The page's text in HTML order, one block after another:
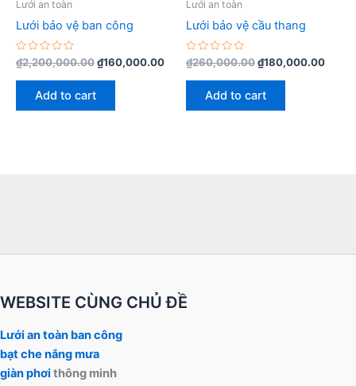
Lưới an toàn
Lưới bảo vệ ban công
Rated
0
out
₫2,200,000.00₫160,000.00
Add to cart
Lưới an toàn
Lưới bảo vệ cầu thang
Rated
0
out
₫260,000.00₫180,000.00
Add to cart
WEBSITE CÙNG CHỦ ĐỀ
Lưới an toàn ban công
bạt che nắng mưa
giàn phơi thông minh